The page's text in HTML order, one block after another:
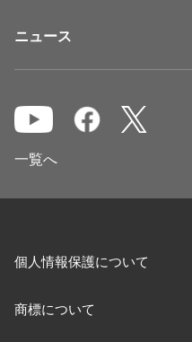
ニュース
一覧へ
個人情報保護について
商標について